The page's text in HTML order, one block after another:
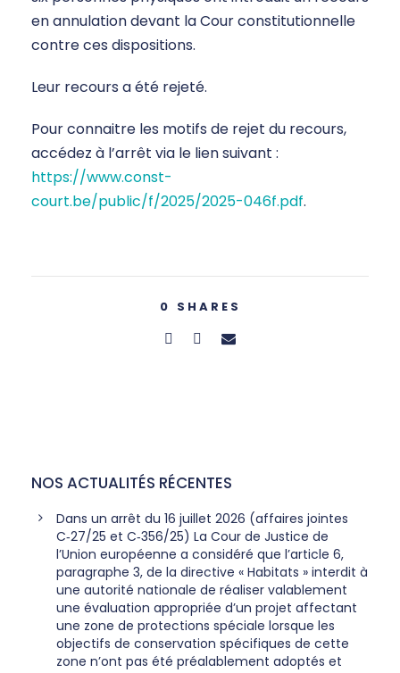
en annulation devant la Cour constitutionnelle
contre ces dispositions.
Leur recours a été rejeté.
Pour connaitre les motifs de rejet du recours,
accédez à l’arrêt via le lien suivant :
https://www.const-
court.be/public/f/2025/2025-046f.pdf.
0 SHARES
NOS ACTUALITÉS RÉCENTES
Dans un arrêt du 16 juillet 2026 (affaires jointes
C‑27/25 et C‑356/25) La Cour de Justice de
l’Union européenne a considéré que l’article 6,
paragraphe 3, de la directive « Habitats » interdit à
une autorité nationale de réaliser valablement
une évaluation appropriée d’un projet affectant
une zone de protections spéciale lorsque les
objectifs de conservation spécifiques de cette
zone n’ont pas été préalablement adoptés et